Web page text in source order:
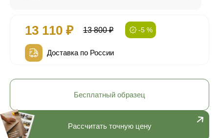
13 110 ₽ 13 800 ₽ -5 %
Доставка по России
Рассчитать точную цену
Бесплатный образец